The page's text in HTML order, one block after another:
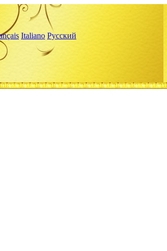
Italiano Русский